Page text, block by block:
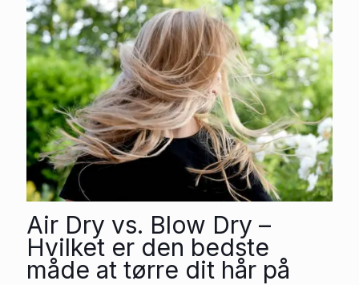
Air Dry vs. Blow Dry –
Hvilket er den bedste
måde at tørre dit hår på